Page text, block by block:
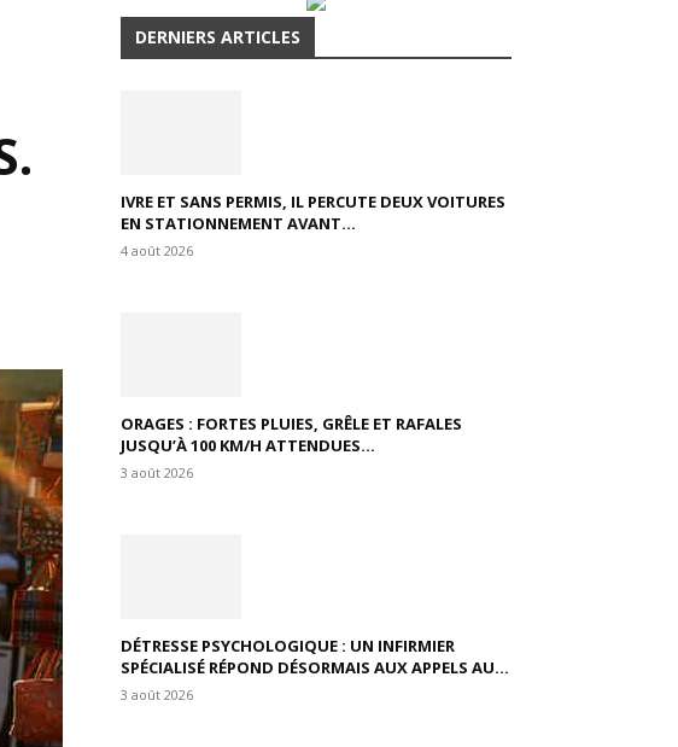
DERNIERS ARTICLES
IVRE ET SANS PERMIS, IL PERCUTE DEUX VOITURES
EN STATIONNEMENT AVANT...
4 août 2026
ORAGES : FORTES PLUIES, GRÊLE ET RAFALES
JUSQU’À 100 KM/H ATTENDUES...
3 août 2026
DÉTRESSE PSYCHOLOGIQUE : UN INFIRMIER
SPÉCIALISÉ RÉPOND DÉSORMAIS AUX APPELS AU...
3 août 2026